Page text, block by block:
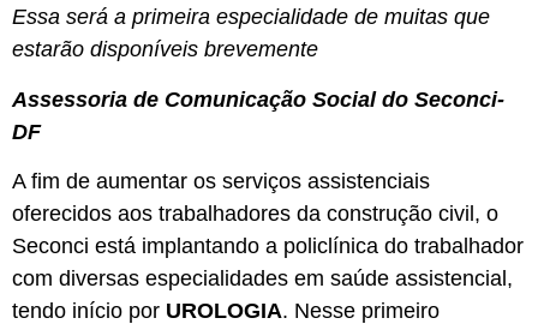
Essa será a primeira especialidade de muitas que
estarão disponíveis brevemente
Assessoria de Comunicação Social do Seconci-
DF
A fim de aumentar os serviços assistenciais
oferecidos aos trabalhadores da construção civil, o
Seconci está implantando a policlínica do trabalhador
com diversas especialidades em saúde assistencial,
tendo início por UROLOGIA. Nesse primeiro